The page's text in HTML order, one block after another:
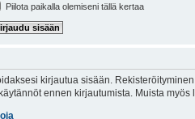
Piilota paikalla olemiseni tällä kertaa
kirjautua sisään.
ennen kirjautumista. Muista